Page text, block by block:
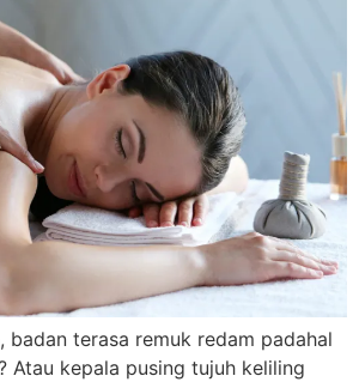
badan terasa remuk redam padahal
Atau kepala pusing tujuh keliling